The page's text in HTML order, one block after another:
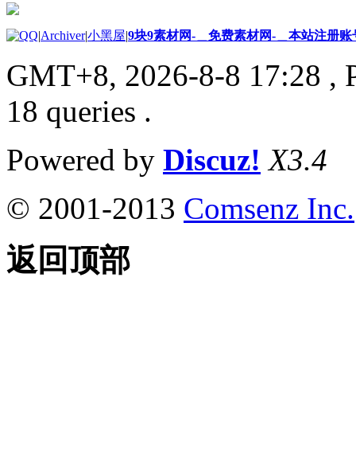
|Archiver|小黑屋|9块9素材网-＿免费素材网-＿本站注册账
GMT+8, 2026-8-8 17:28 ,
18 queries .
Powered by Discuz! X3.4
© 2001-2013 Comsenz Inc.
返回顶部